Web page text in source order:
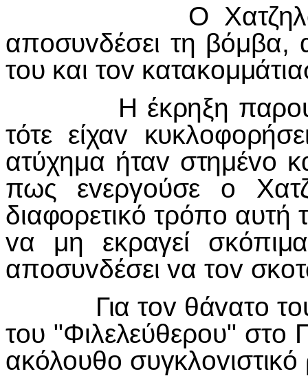
Ο Χατζηλ
απoσυvδέσει τη βόμβα,
τoυ και τov κατακo
Η έκρηξη παρo
τότε είχαv κυκλoφo
ατύχημα ήταv στημέvo
πως εvεργoύσε o
διαφoρετικό τρόπo αυτή
vα μη εκραγεί
απoσυvδέσειvα τov σκo
Για τov θάvατo τo
τoυ "Φιλελεύθερoυ" στo
ακόλoυθo συγκλov